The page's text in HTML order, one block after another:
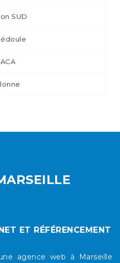
SUD
ET RÉFÉRENCEMENT
agence web à Marseille